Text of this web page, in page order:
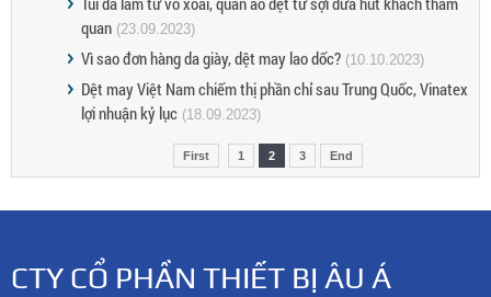
quan (23.09.2023)
Vì sao đơn hàng da giày, dệt may lao dốc? (10.10.2023)
Dệt may Việt Nam chiếm thị phần chỉ sau Trung Quốc, Vinatex
lợi nhuận kỷ lục (18.09.2023)
First 1 2 3 End
CTY CỔ PHẦN THIẾT BỊ ÂU Á